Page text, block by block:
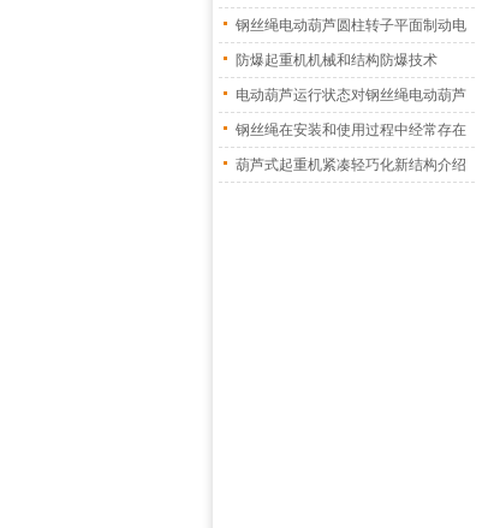
葫 钢丝绳电动葫芦圆柱转子平面制动电
机
防爆起重机机械和结构防爆技术
电动葫芦运行状态对钢丝绳电动葫芦
振 钢丝绳在安装和使用过程中经常存在
的 葫芦式起重机紧凑轻巧化新结构介绍